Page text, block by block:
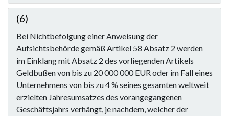
(6)
Bei Nichtbefolgung einer Anweisung der
AufsichtsbehördegemäßArtikel 58 Absatz 2 werden
im Einklang mit Absatz 2 des vorliegenden Artikels
Geldbußen von bis zu 20 000 000 EUR oder im Fall eines
Unternehmens von bis zu 4 % seines gesamten weltweit
erzielten Jahresumsatzes des vorangegangenen
Geschäftsjahrs verhängt, je nachdem, welcher der